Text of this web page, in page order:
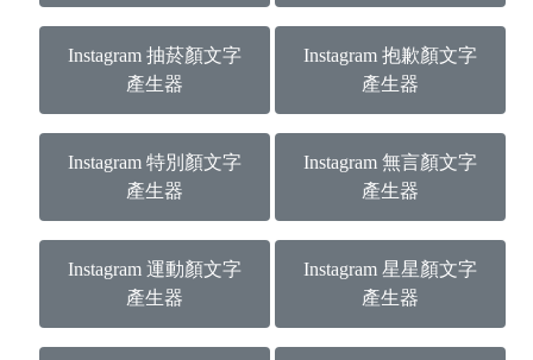
Instagram 抽菸顏文字
產生器
Instagram 抱歉顏文字
產生器
Instagram 特別顏文字
產生器
Instagram 無言顏文字
產生器
Instagram 運動顏文字
產生器
Instagram 星星顏文字
產生器